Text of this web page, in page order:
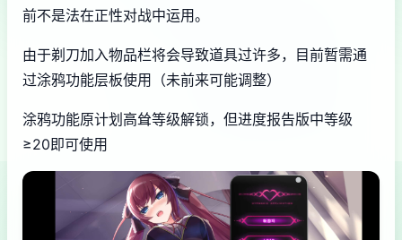
前不是法在正性对战中运用。
由于剃刀加入物品栏将会导致道具过许多，目前暂需通
过涂鸦功能层板使用（未前来可能调整）
涂鸦功能原计划高耸等级解锁，但进度报告版中等级
≥20即可使用